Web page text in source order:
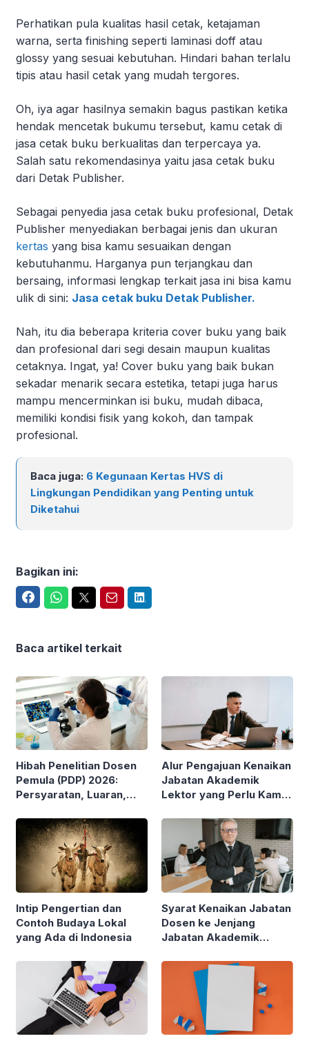
Perhatikan pula kualitas hasil cetak, ketajaman
warna, serta finishing seperti laminasi doff atau
glossy yang sesuai kebutuhan. Hindari bahan terlalu
tipis atau hasil cetak yang mudah tergores.
Oh, iya agar hasilnya semakin bagus pastikan ketika
hendak mencetak bukumu tersebut, kamu cetak di
jasa cetak buku berkualitas dan terpercaya ya.
Salah satu rekomendasinya yaitu jasa cetak buku
dari Detak Publisher.
Sebagai penyedia jasa cetak buku profesional, Detak
Publisher menyediakan berbagai jenis dan ukuran
kertas yang bisa kamu sesuaikan dengan
kebutuhanmu. Harganya pun terjangkau dan
bersaing, informasi lengkap terkait jasa ini bisa kamu
ulik di sini: Jasa cetak buku Detak Publisher.
Nah, itu dia beberapa kriteria cover buku yang baik
dan profesional dari segi desain maupun kualitas
cetaknya. Ingat, ya! Cover buku yang baik bukan
sekadar menarik secara estetika, tetapi juga harus
mampu mencerminkan isi buku, mudah dibaca,
memiliki kondisi fisik yang kokoh, dan tampak
profesional.
Baca juga: 6 Kegunaan Kertas HVS di
Lingkungan Pendidikan yang Penting untuk
Diketahui
Bagikan ini:
Baca artikel terkait
Hibah Penelitian Dosen
Pemula (PDP) 2026:
Persyaratan, Luaran,
hingga Jangka Waktu
Penelitian
Alur Pengajuan Kenaikan
Jabatan Akademik
Lektor yang Perlu Kamu
Intip Pengertian dan
Contoh Budaya Lokal
yang Ada di Indonesia
Syarat Kenaikan Jabatan
Dosen ke Jenjang
Jabatan Akademik